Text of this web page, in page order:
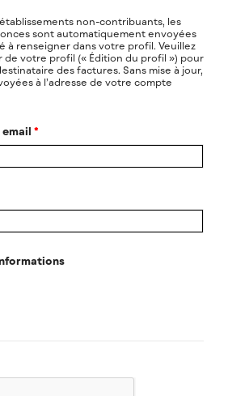
non-contribuants, les
sont automatiquement envoyées
à renseigner dans votre profil. Veuillez
de votre profil (« Édition du profil ») pour
des factures. Sans mise à jour,
à l’adresse de votre compte
email *